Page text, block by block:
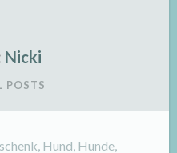
Nicki
POSTS
, Hund, Hunde,